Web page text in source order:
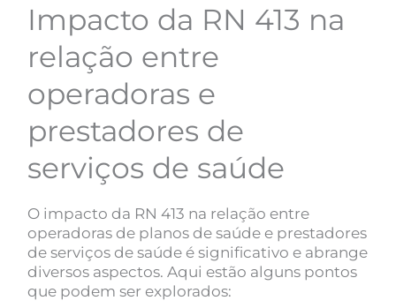
Impacto da RN 413 na
relação entre
operadoras e
prestadores de
serviços de saúde
O impacto da RN 413 na relação entre
operadoras de planos de saúde e prestadores
de serviços de saúde é significativo e abrange
diversos aspectos. Aqui estão alguns pontos
que podem ser explorados: